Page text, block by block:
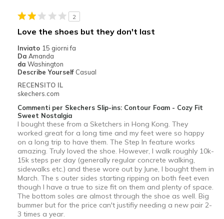
Going Out
Sizing
Feels true to size
View On Shoes
Shoes are for Wearing
2
Love the shoes but they don't last
Inviato 15 giorni fa
Da Amanda
da Washington
Describe Yourself Casual
RECENSITO IL
skechers.com
Commenti per Skechers Slip-ins: Contour Foam - Cozy Fit
Sweet Nostalgia
I bought these from a Sketchers in Hong Kong. They
worked great for a long time and my feet were so happy
on a long trip to have them. The Step In feature works
amazing. Truly loved the shoe. However, I walk roughly 10k-
15k steps per day (generally regular concrete walking,
sidewalks etc.) and these wore out by June, I bought them in
March. The s outer sides starting ripping on both feet even
though I have a true to size fit on them and plenty of space.
The bottom soles are almost through the shoe as well. Big
bummer but for the price can't justifiy needing a new pair 2-
3 times a year.